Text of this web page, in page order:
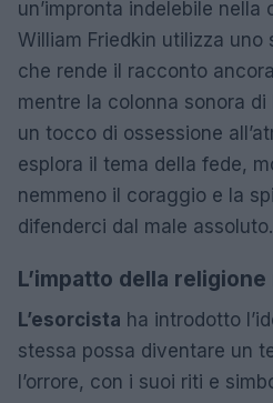
un’impronta indelebile nella
William Friedkin utilizza
che rende il racconto
mentre la colonna sonora
un tocco di ossessione
esplora il tema della fede,
nemmeno il coraggio e la
difenderci dal male assoluto.
L’impatto della religione
L’esorcista ha introdotto
stessa possa diventare un
l’orrore, con i suoi riti e